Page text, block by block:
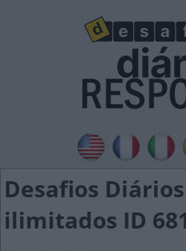
Desafios Diários
ilimitados ID